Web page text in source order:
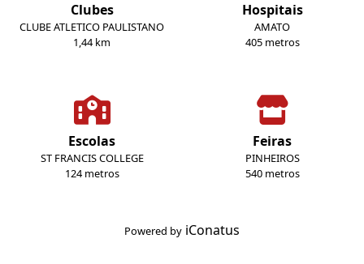
Clubes
CLUBE ATLETICO PAULISTANO
1,44 km
Hospitais
AMATO
405 metros
Escolas
ST FRANCIS COLLEGE
124 metros
Feiras
PINHEIROS
540 metros
Powered by iConatus